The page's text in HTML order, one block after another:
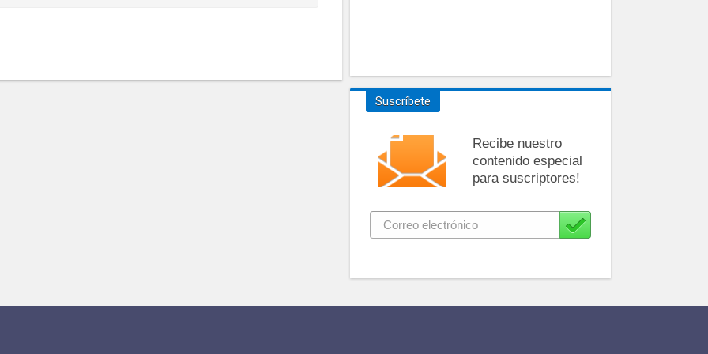
Suscríbete
Recibe nuestro
contenido especial
para suscriptores!